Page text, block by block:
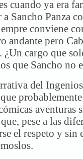
cuando ya era
a Sancho Panza
conviene
andante pero
¿Un cargo que
que Sancho no
del
aventuras
pese a las
el respeto y sin